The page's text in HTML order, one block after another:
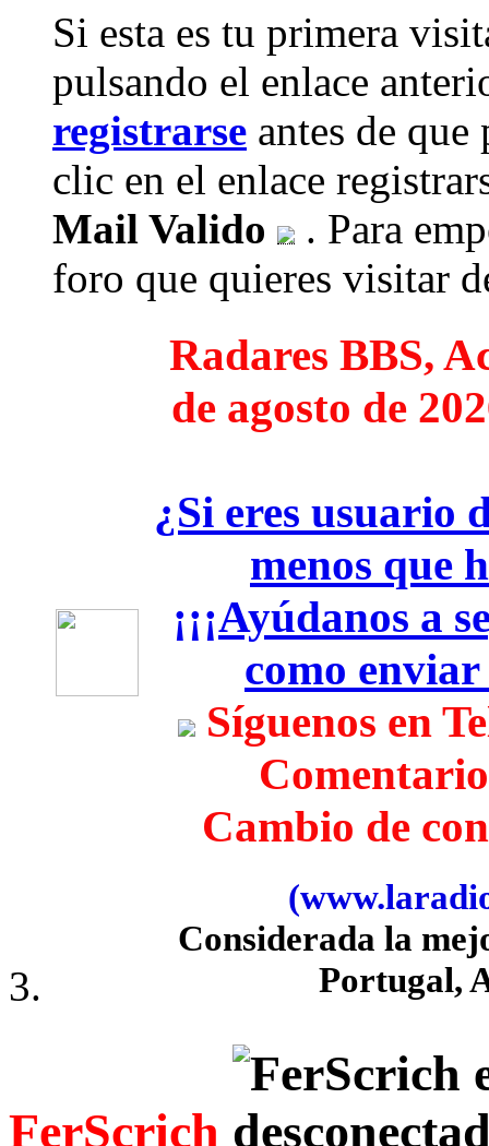
Si esta es tu primera
pulsando el enlace
registrarse antes de que
clic en el enlace
Mail Valido
. Para
foro que quieres visitar
Radares BBS,
de agosto de
¿Si eres usuario
menos que
¡¡¡Ayúdanos a
como
Síguenos en
Cambio de
Considerada la
Portugal,
FerScrich